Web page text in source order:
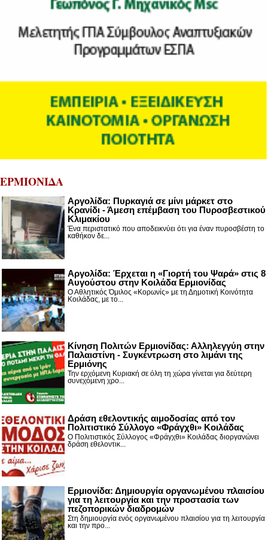
ΕΡΜΙΟΝΙΔΑ
Αργολίδα: Πυρκαγιά σε μίνι μάρκετ στο
Κρανίδι - Άμεση επέμβαση του Πυροσβεστικού
Κλιμακίου
Ένα περιστατικό που αποδεικνύει ότι για έναν πυροσβέστη το
καθήκον δε...
Αργολίδα: Έρχεται η «Γιορτή του Ψαρά» στις 8
Αυγούστου στην Κοιλάδα Ερμιονίδας
Ο Αθλητικός Όμιλος «Κορωνίς» με τη Δημοτική Κοινότητα
Κοιλάδας, με το...
Κίνηση Πολιτών Ερμιονίδας: Αλληλεγγύη στην
Παλαιστίνη - Συγκέντρωση στο λιμάνι της
Ερμιόνης
Την ερχόμενη Κυριακή σε όλη τη χώρα γίνεται για δεύτερη
συνεχόμενη χρο...
Δράση εθελοντικής αιμοδοσίας από τον
Πολιτιστικό Σύλλογο «Φράγχθι» Κοιλάδας
Ο Πολιτιστικός Σύλλογος «Φράγχθι» Κοιλάδας διοργανώνει
δράση εθελοντικ...
Ερμιονίδα: Δημιουργία οργανωμένου πλαισίου
για τη λειτουργία και την προστασία των
πεζοπορικών διαδρομών
Στη δημιουργία ενός οργανωμένου πλαισίου για τη λειτουργία
και την προ...